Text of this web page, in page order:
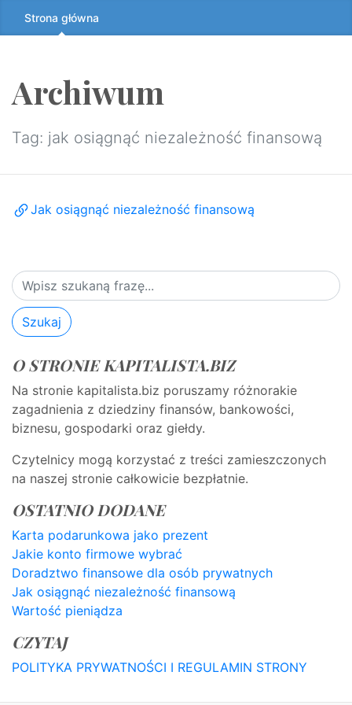
Przeskocz
do
Strona główna
Archiwum
Tag: jak osiągnąć niezależność finansową
Jak osiągnąć niezależność finansową
Szukaj
O STRONIE KAPITALISTA.BIZ
Na stronie kapitalista.biz poruszamy różnorakie
zagadnienia z dziedziny finansów, bankowości,
biznesu, gospodarki oraz giełdy.
Czytelnicy mogą korzystać z treści zamieszczonych
na naszej stronie całkowicie bezpłatnie.
OSTATNIO DODANE
Karta podarunkowa jako prezent
Jakie konto firmowe wybrać
Doradztwo finansowe dla osób prywatnych
Jak osiągnąć niezależność finansową
Wartość pieniądza
CZYTAJ
POLITYKA PRYWATNOŚCI I REGULAMIN STRONY